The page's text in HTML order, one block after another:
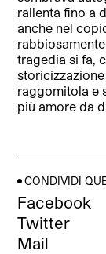
rallenta fino a
anche nel
tragedia si fa,
raggomitola e
più amore da
CONDIVIDI
Facebook
Twitter
Mail